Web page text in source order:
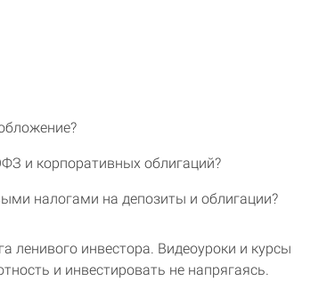
и корпоративных облигаций?
налогами на депозиты и облигации?
ленивого инвестора. Видеоуроки и курсы
и инвестировать не напрягаясь.